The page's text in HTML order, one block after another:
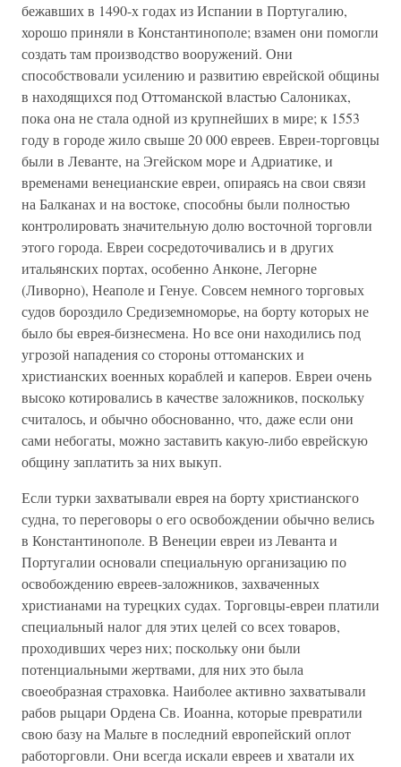
бежавших в 1490-х годах из Испании в Португалию,
хорошо приняли в Константинополе; взамен они помогли
создать там производство вооружений. Они
способствовали усилению и развитию еврейской общины
в находящихся под Оттоманской властью Салониках,
пока она не стала одной из крупнейших в мире; к 1553
году в городе жило свыше 20 000 евреев. Евреи-торговцы
были в Леванте, на Эгейском море и Адриатике, и
временами венецианские евреи, опираясь на свои связи
на Балканах и на востоке, способны были полностью
контролировать значительную долю восточной торговли
этого города. Евреи сосредоточивались и в других
итальянских портах, особенно Анконе, Легорне
(Ливорно), Неаполе и Генуе. Совсем немного торговых
судов бороздило Средиземноморье, на борту которых не
было бы еврея-бизнесмена. Но все они находились под
угрозой нападения со стороны оттоманских и
христианских военных кораблей и каперов. Евреи очень
высоко котировались в качестве заложников, поскольку
считалось, и обычно обоснованно, что, даже если они
сами небогаты, можно заставить какую-либо еврейскую
общину заплатить за них выкуп.
Если турки захватывали еврея на борту христианского
судна, то переговоры о его освобождении обычно велись
в Константинополе. В Венеции евреи из Леванта и
Португалии основали специальную организацию по
освобождению евреев-заложников, захваченных
христианами на турецких судах. Торговцы-евреи платили
специальный налог для этих целей со всех товаров,
проходивших через них; поскольку они были
потенциальными жертвами, для них это была
своеобразная страховка. Наиболее активно захватывали
рабов рыцари Ордена Св. Иоанна, которые превратили
свою базу на Мальте в последний европейский оплот
работорговли. Они всегда искали евреев и хватали их